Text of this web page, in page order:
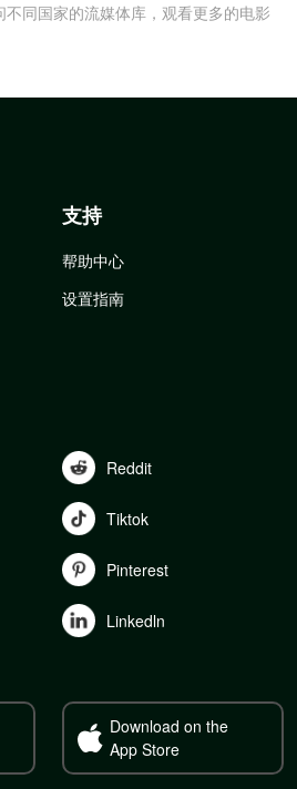
不同国家的流媒体库，观看更多的电影
支持
帮助中心
设置指南
Reddit
Tiktok
Pinterest
Linkedln
Download on the
App Store